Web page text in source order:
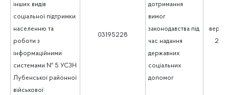
інших видів
соціальної підтримки
населенню та
роботи з
інформаційними
системами № 5 УСЗН
Лубенської районної
військової
03195228
дотримання
вимог
законодавства під
час надання
державних
соціальних
допомог